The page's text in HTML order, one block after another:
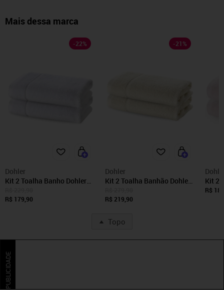
Mais dessa marca
-22%
Dohler
Kit 2 Toalha Banho Dohler
Branco
R$ 179,90
-21 %
Dohler
Kit 2 Toalha Banhão Dohler
Perola
R$ 219,90
Kit 2
R$
Topo
PUBLICIDADE